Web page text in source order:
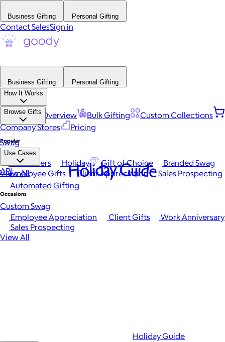
Business Gifting Personal Gifting
Contact SalesSign in
Business Gifting
Personal Gifting
How It Works
Platform Overview Bulk Gifting
Custom Collections
Company Stores
Pricing
Browse Gifts
Popular
Best Sellers Holiday Gift of Choice
Branded Swag
View All
Occasions
Employee Appreciation Client Gifts
Work Anniversary
Sales Prospecting
View All
Swag
Use Cases
Employee Gifts Client Appreciation
Sales Prospecting
Automated Gifting
Custom Swag
API Holiday Guide
Holiday Guide